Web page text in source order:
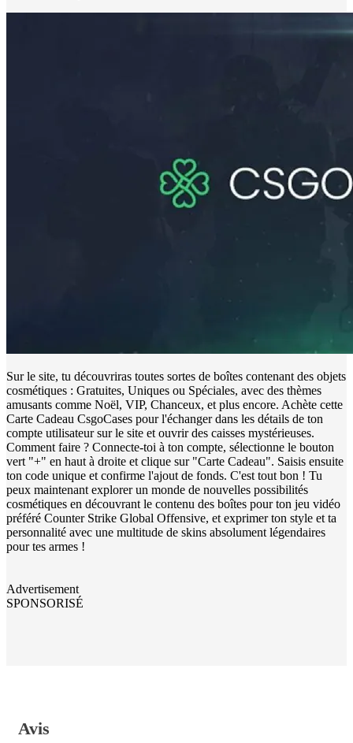
Sur le site, tu découvriras toutes sortes de boîtes contenant des objets
cosmétiques : Gratuites, Uniques ou Spéciales, avec des thèmes
amusants comme Noël, VIP, Chanceux, et plus encore. Achète cette
Carte Cadeau CsgoCases pour l'échanger dans les détails de ton
compte utilisateur sur le site et ouvrir des caisses mystérieuses.
Comment faire ? Connecte-toi à ton compte, sélectionne le bouton
vert "+" en haut à droite et clique sur "Carte Cadeau". Saisis ensuite
ton code unique et confirme l'ajout de fonds. C'est tout bon ! Tu
peux maintenant explorer un monde de nouvelles possibilités
cosmétiques en découvrant le contenu des boîtes pour ton jeu vidéo
préféré Counter Strike Global Offensive, et exprimer ton style et ta
personnalité avec une multitude de skins absolument légendaires
pour tes armes !
Advertisement
SPONSORISÉ
Avis